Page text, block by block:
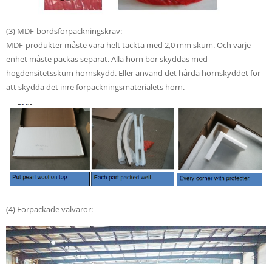
(3) MDF-bordsförpackningskrav:
MDF-produkter måste vara helt täckta med 2,0 mm skum. Och varje
enhet måste packas separat. Alla hörn bör skyddas med
högdensitetsskum hörnskydd. Eller använd det hårda hörnskyddet för
att skydda det inre förpackningsmaterialets hörn.
(4) Förpackade välvaror: